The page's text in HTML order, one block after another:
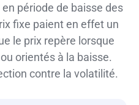
période de baisse des
fixe paient en effet un
le prix repère lorsque
orientés à la baisse.
contre la volatilité.